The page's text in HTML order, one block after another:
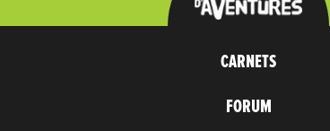
CARNETS
FORUM